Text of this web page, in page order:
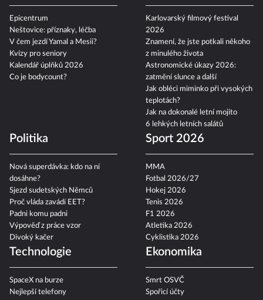
Epicentrum
Neštovice: příznaky, léčba
V čem jezdí Yamal a Mesii?
Kvízy pro seniory
Kalendář úplňků 2026
Co je bodycount?
Karlovarský filmový festival
2026
Znamení, že jste potkali někoho
z minulého života
Astronomické úkazy 2026:
zatmění slunce a další
Jak obléci miminko při vysokých
teplotách?
Jak na dokonalé letní mojito
6 lehkých letních salátů
Politika
Nová superdávka: kdo na ní
dosáhne?
Sjezd sudetských Němců
Proč vláda zavádí EET?
Padni komu padni
Výpověď z práce vzor
Divoký kačer
Sport 2026
MMA
Fotbal 2026/27
Hokej 2026
Tenis 2026
F1 2026
Atletika 2026
Cyklistika 2026
Technologie
SpaceX na burze
Nejlepší telefony
Ekonomika
Smrt OSVČ
Spořicí účty